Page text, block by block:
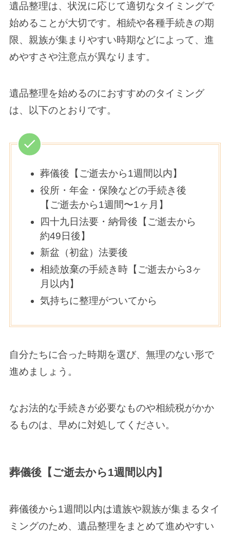
遺品整理は、状況に応じて適切なタイミングで
始めることが大切です。相続や各種手続きの期
限、親族が集まりやすい時期などによって、進
めやすさや注意点が異なります。
遺品整理を始めるのにおすすめのタイミング
は、以下のとおりです。
葬儀後【ご逝去から1週間以内】
役所・年金・保険などの手続き後
【ご逝去から1週間〜1ヶ月】
四十九日法要・納骨後【ご逝去から
約49日後】
新盆（初盆）法要後
相続放棄の手続き時【ご逝去から3ヶ
月以内】
気持ちに整理がついてから
自分たちに合った時期を選び、無理のない形で
進めましょう。
なお法的な手続きが必要なものや相続税がかか
るものは、早めに対処してください。
葬儀後【ご逝去から1週間以内】
葬儀後から1週間以内は遺族や親族が集まるタイ
ミングのため、遺品整理をまとめて進めやすい